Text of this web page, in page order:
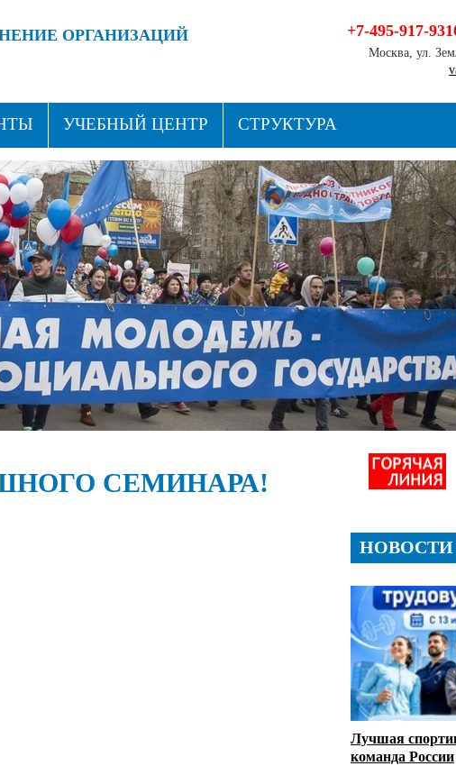
ОРГАНИЗАЦИЙ
+7-495-917-
Москва, ул.
УЧЕБНЫЙ ЦЕНТР СТРУКТУРА
СЕМИНАРА!
НОВОСТИ
Лучшая
команда России